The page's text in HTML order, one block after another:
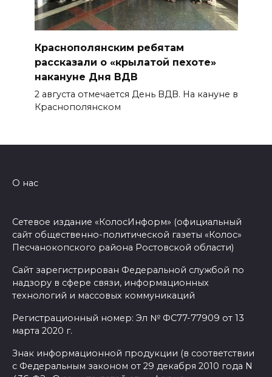
Краснополянским ребятам
рассказали о «крылатой пехоте»
накануне Дня ВДВ
2 августа отмечается День ВДВ. На кануне в
Краснополянском
О нас
Сетевое издание «КолосИнформ» (официальный
сайт общественно-политической газеты «Колос»
Песчанокопского района Ростовской области)
Сайт зарегистрирован Федеральной службой по
надзору в сфере связи, информационных
технологий и массовых коммуникаций
Регистрационный номер: Эл № ФС77-77909 от 13
марта 2020 г.
Знак информационной продукции (в соответствии
с Федеральным законом от 29 декабря 2010 года N